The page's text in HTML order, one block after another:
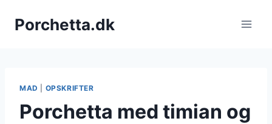
Porchetta.dk
MAD OPSKRIFTER
Porchetta med timian og